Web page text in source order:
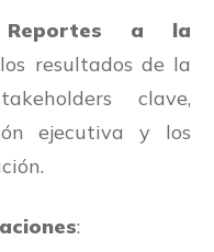
Reportes a la
resultados de la
clave,
ejecutiva y los
: